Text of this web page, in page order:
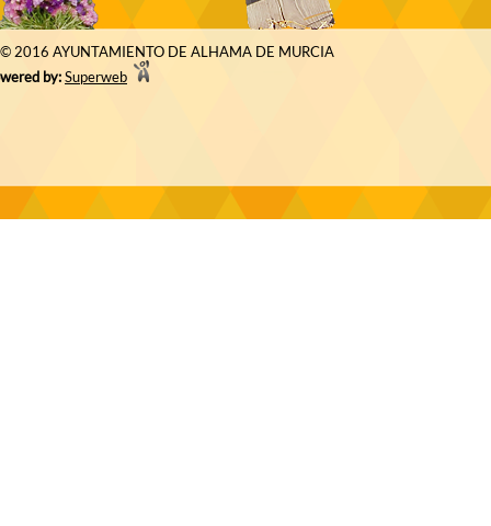
© 2016 AYUNTAMIENTO DE ALHAMA DE MURCIA
by:Superweb